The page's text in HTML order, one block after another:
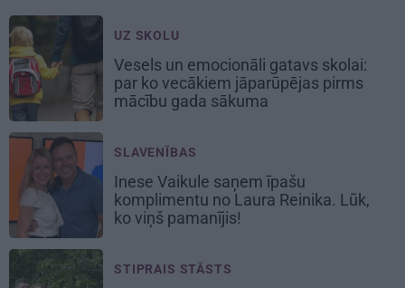
UZ SKOLU
Vesels un emocionāli gatavs skolai:
par ko vecākiem jāparūpējas pirms
mācību gada sākuma
SLAVENĪBAS
Inese Vaikule saņem īpašu
komplimentu no Laura Reinika. Lūk,
ko viņš pamanījis!
STIPRAIS STĀSTS